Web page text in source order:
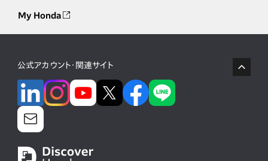
My Honda
公式アカウント・関連サイト